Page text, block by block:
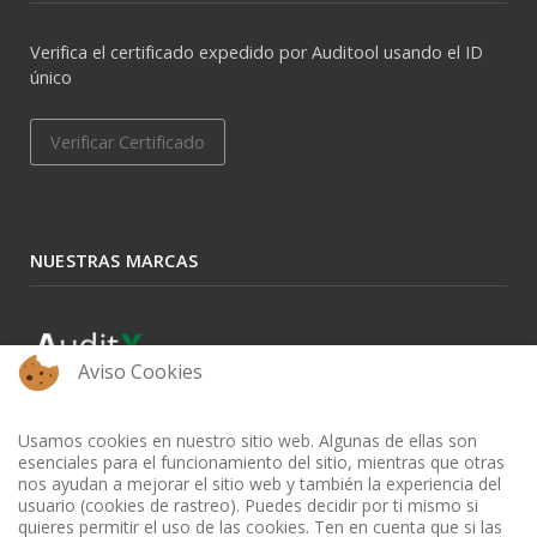
Verifica el certificado expedido por Auditool usando el ID
único
Verificar Certificado
NUESTRAS MARCAS
Aviso Cookies
Usamos cookies en nuestro sitio web. Algunas de ellas son
esenciales para el funcionamiento del sitio, mientras que otras
nos ayudan a mejorar el sitio web y también la experiencia del
usuario (cookies de rastreo). Puedes decidir por ti mismo si
quieres permitir el uso de las cookies. Ten en cuenta que si las